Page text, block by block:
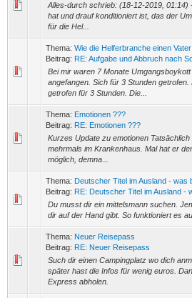
Alles-durch schrieb: (18-12-2019,
hat und drauf konditioniert ist, das der
für die Hel...
Thema: Wie die Helferbranche einen
Beitrag: RE: Aufgabe und Abbruch nach
Bei mir waren 7 Monate
angefangen. Sich für 3 Stunden
getrofen für 3 Stunden. Die...
Thema: Emotionen ???
Beitrag: RE: Emotionen ???
Kurzes Update zu emotionen
mehrmals im Krankenhaus. Mal hat er
möglich, demna...
Thema: Deutscher Titel im Ausland - was
Beitrag: RE: Deutscher Titel im Ausland -
Du musst dir ein mittelsmann suchen.
dir auf der Hand gibt. So funktioniert es
Thema: Neuer Reisepass
Beitrag: RE: Neuer Reisepass
Such dir einen Campingplatz wo dich
später hast die Infos für wenig euros.
Express abholen.